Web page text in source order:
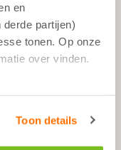
en
partijen)
tonen. Op onze
over vinden.
Toon details